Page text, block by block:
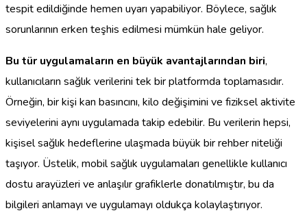
tespit edildiğinde hemen uyarı yapabiliyor. Böylece, sağlık
sorunlarının erken teşhis edilmesi mümkün hale geliyor.
Bu tür uygulamaların en büyük avantajlarından biri,
kullanıcıların sağlık verilerini tek bir platformda toplamasıdır.
Örneğin, bir kişi kan basıncını, kilo değişimini ve fiziksel aktivite
seviyelerini aynı uygulamada takip edebilir. Bu verilerin hepsi,
kişisel sağlık hedeflerine ulaşmada büyük bir rehber niteliği
taşıyor. Üstelik, mobil sağlık uygulamaları genellikle kullanıcı
dostu arayüzleri ve anlaşılır grafiklerle donatılmıştır, bu da
bilgileri anlamayı ve uygulamayı oldukça kolaylaştırıyor.